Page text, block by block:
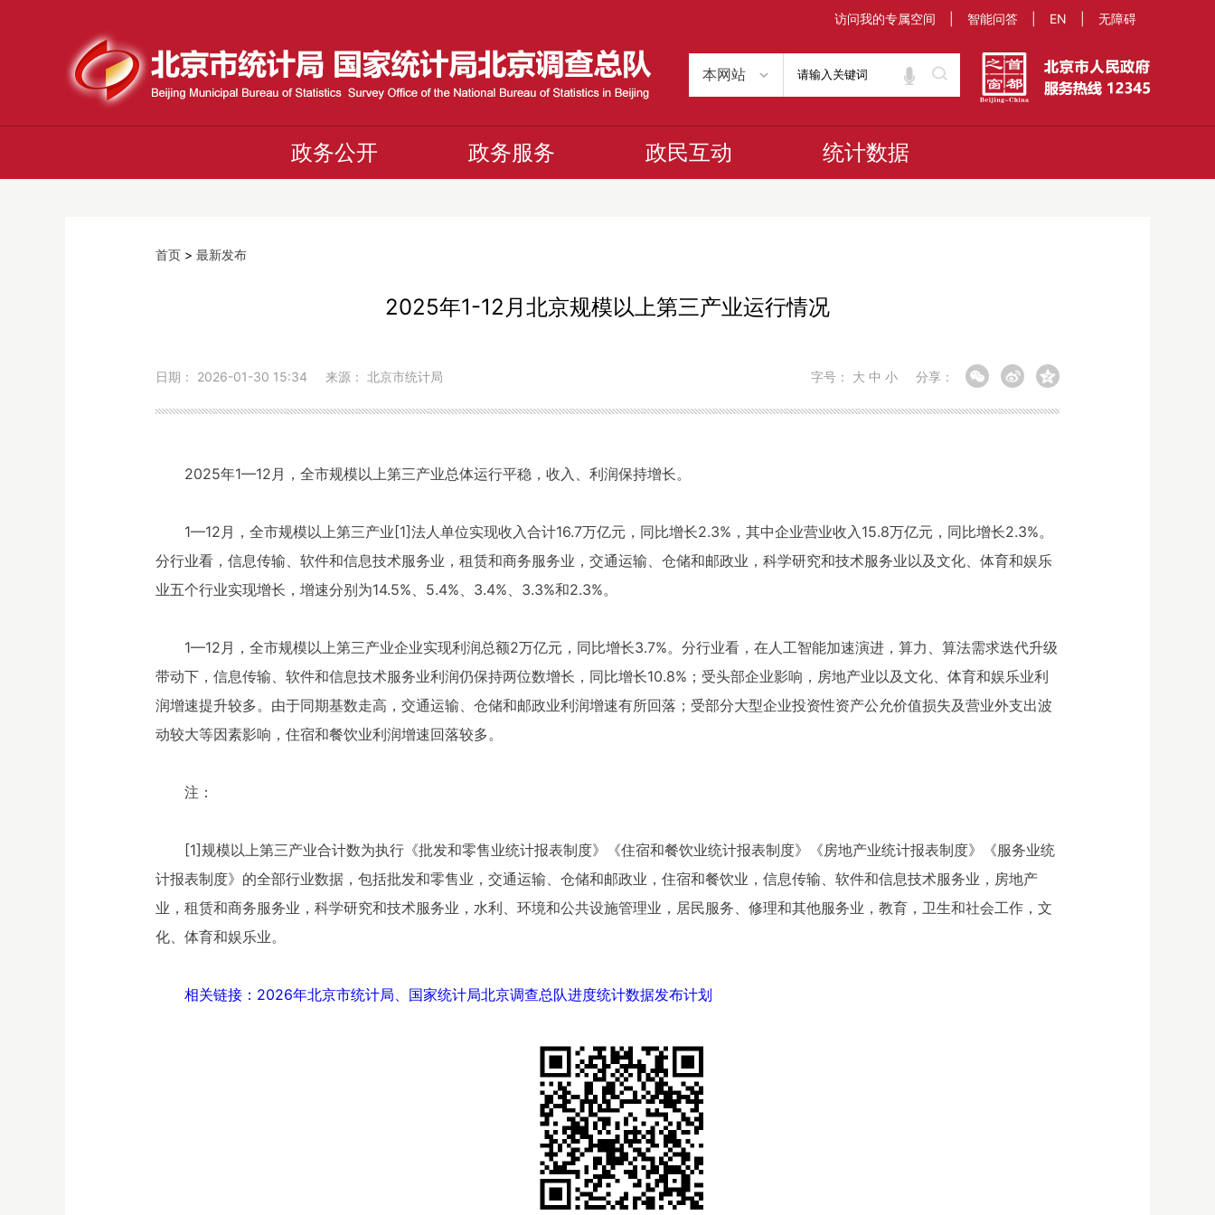
访问我的专属空间 智能问答 EN 无障碍
政务公开 政务服务 政民互动 统计数据
首页 > 最新发布
2025年1-12月北京规模以上第三产业运行情况
字号： 大 中 小 分享：
日期： 2026-01-30 15:34 来源： 北京市统计局
2025年1—12月，全市规模以上第三产业总体运行平稳，收入、利润保持增长。
1—12月，全市规模以上第三产业[1]法人单位实现收入合计16.7万亿元，同比增长2.3%，其中企业营业收入15.8万亿元，同比增长2.3%。
分行业看，信息传输、软件和信息技术服务业，租赁和商务服务业，交通运输、仓储和邮政业，科学研究和技术服务业以及文化、体育和娱乐
业五个行业实现增长，增速分别为14.5%、5.4%、3.4%、3.3%和2.3%。
1—12月，全市规模以上第三产业企业实现利润总额2万亿元，同比增长3.7%。分行业看，在人工智能加速演进，算力、算法需求迭代升级
带动下，信息传输、软件和信息技术服务业利润仍保持两位数增长，同比增长10.8%；受头部企业影响，房地产业以及文化、体育和娱乐业利
润增速提升较多。由于同期基数走高，交通运输、仓储和邮政业利润增速有所回落；受部分大型企业投资性资产公允价值损失及营业外支出波
动较大等因素影响，住宿和餐饮业利润增速回落较多。
注：
[1]规模以上第三产业合计数为执行《批发和零售业统计报表制度》《住宿和餐饮业统计报表制度》《房地产业统计报表制度》《服务业统
计报表制度》的全部行业数据，包括批发和零售业，交通运输、仓储和邮政业，住宿和餐饮业，信息传输、软件和信息技术服务业，房地产
业，租赁和商务服务业，科学研究和技术服务业，水利、环境和公共设施管理业，居民服务、修理和其他服务业，教育，卫生和社会工作，文
化、体育和娱乐业。
相关链接：2026年北京市统计局、国家统计局北京调查总队进度统计数据发布计划